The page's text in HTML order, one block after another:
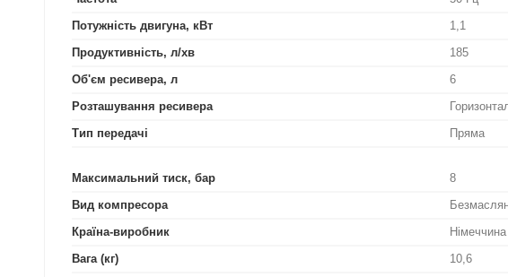
Потужність двигуна, кВт
1,1
Продуктивність, л/хв
185
Об'єм ресивера, л
6
Розташування ресивера
Тип передачі
Пряма
Максимальний тиск, бар
8
Вид компресора
Країна-виробник
Німеччина
Вага (кг)
10,6